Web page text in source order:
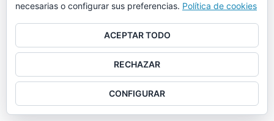
necesarias o configurar sus preferencias. Política de cookies
ACEPTAR TODO
RECHAZAR
CONFIGURAR